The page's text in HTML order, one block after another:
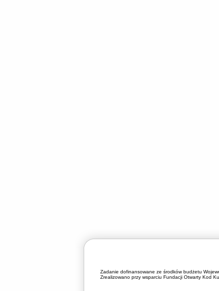
Zadanie dofinansowane ze środków budżetu
Zrealizowano przy wsparciu Fundacji Otwarty Kod